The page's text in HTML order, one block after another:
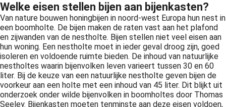
Welke eisen stellen bijen aan bijenkasten?
Van nature bouwen honingbijen in noord-west Europa hun nest in
een boomholte. De bijen maken de raten vast aan het plafond
en zijwanden van de nestholte. Bijen stellen niet veel eisen aan
hun woning. Een nestholte moet in ieder geval droog zijn, goed
isoleren en voldoende ruimte bieden. De inhoud van natuurlijke
nestholtes waarin bijenvolken leven varieert tussen 30 en 60
liter. Bij de keuze van een natuurlijke nestholte geven bijen de
voorkeur aan een holte met een inhoud van 45 liter. Dit blijkt uit
onderzoek onder wilde bijenvolken in boomholtes door Thomas
Seeley. Bijenkasten moeten tenminste aan deze eisen voldoen,